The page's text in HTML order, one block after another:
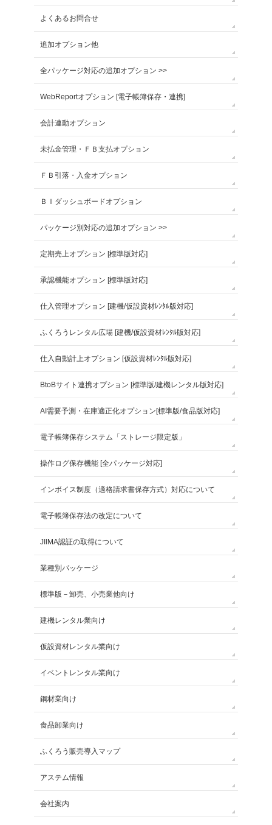
よくあるお問合せ
追加オプション他
全パッケージ対応の追加オプション >>
WebReportオプション [電子帳簿保存・連携]
会計連動オプション
未払金管理・ＦＢ支払オプション
ＦＢ引落・入金オプション
ＢＩダッシュボードオプション
パッケージ別対応の追加オプション >>
定期売上オプション [標準版対応]
承認機能オプション [標準版対応]
仕入管理オプション [建機/仮設資材ﾚﾝﾀﾙ版対応]
ふくろうレンタル広場 [建機/仮設資材ﾚﾝﾀﾙ版対応]
仕入自動計上オプション [仮設資材ﾚﾝﾀﾙ版対応]
BtoBサイト連携オプション [標準版/建機レンタル版対応]
AI需要予測・在庫適正化オプション[標準版/食品版対応]
電子帳簿保存システム「ストレージ限定版」
操作ログ保存機能 [全パッケージ対応]
インボイス制度（適格請求書保存方式）対応について
電子帳簿保存法の改定について
JIIMA認証の取得について
業種別パッケージ
標準版－卸売、小売業他向け
建機レンタル業向け
仮設資材レンタル業向け
イベントレンタル業向け
鋼材業向け
食品卸業向け
ふくろう販売導入マップ
アステム情報
会社案内